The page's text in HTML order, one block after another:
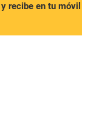
recibe en tu móvil